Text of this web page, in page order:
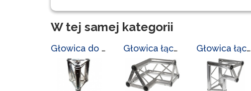
W tej samej kategorii
Głowica do masztów LC-L-3300/GL Głowica łącząca LC-L-3300/GL-2/3 Głowica łącząca LC-L-3300/GL-2/7